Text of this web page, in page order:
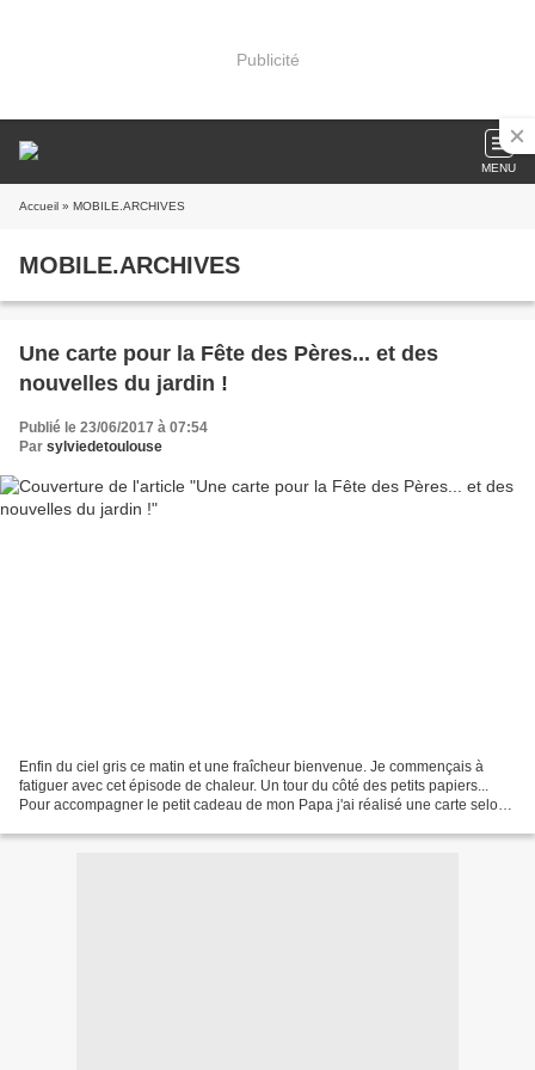
Publicité
MENU
Accueil » MOBILE.ARCHIVES
MOBILE.ARCHIVES
Une carte pour la Fête des Pères... et des
nouvelles du jardin !
Publié le 23/06/2017 à 07:54
Par sylviedetoulouse
Enfin du ciel gris ce matin et une fraîcheur bienvenue. Je commençais à
fatiguer avec cet épisode de chaleur. Un tour du côté des petits papiers...
Pour accompagner le petit cadeau de mon Papa j'ai réalisé une carte selon